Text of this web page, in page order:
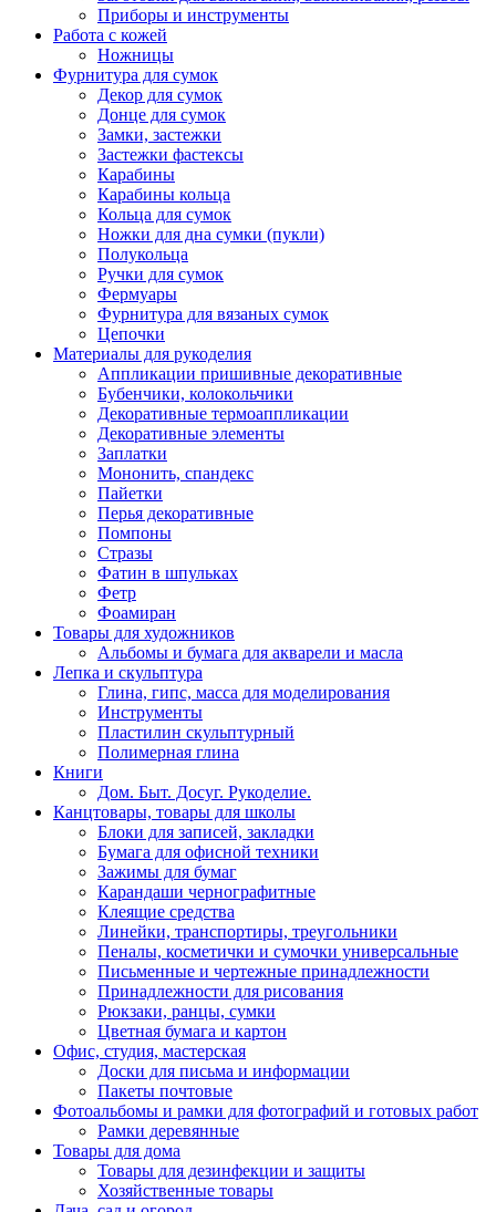
Приборы и инструменты
Работа с кожей
Ножницы
Фурнитура для сумок
Декор для сумок
Донце для сумок
Замки, застежки
Застежки фастексы
Карабины
Карабины кольца
Кольца для сумок
Ножки для дна сумки (пукли)
Полукольца
Ручки для сумок
Фермуары
Фурнитура для вязаных сумок
Цепочки
Материалы для рукоделия
Аппликации пришивные декоративные
Бубенчики, колокольчики
Декоративные термоаппликации
Декоративные элементы
Заплатки
Мононить, спандекс
Пайетки
Перья декоративные
Помпоны
Стразы
Фатин в шпульках
Фетр
Фоамиран
Товары для художников
Альбомы и бумага для акварели и масла
Лепка и скульптура
Глина, гипс, масса для моделирования
Инструменты
Пластилин скульптурный
Полимерная глина
Книги
Дом. Быт. Досуг. Рукоделие.
Канцтовары, товары для школы
Блоки для записей, закладки
Бумага для офисной техники
Зажимы для бумаг
Карандаши чернографитные
Клеящие средства
Линейки, транспортиры, треугольники
Пеналы, косметички и сумочки универсальные
Письменные и чертежные принадлежности
Принадлежности для рисования
Рюкзаки, ранцы, сумки
Цветная бумага и картон
Офис, студия, мастерская
Доски для письма и информации
Пакеты почтовые
Фотоальбомы и рамки для фотографий и готовых работ
Рамки деревянные
Товары для дома
Товары для дезинфекции и защиты
Хозяйственные товары